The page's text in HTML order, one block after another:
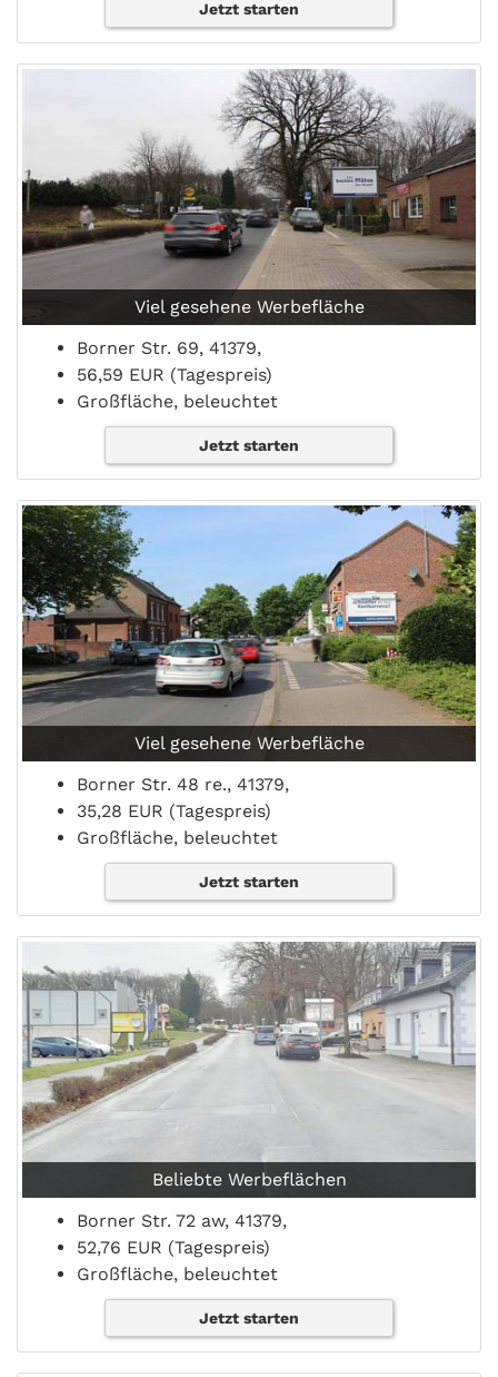
Jetzt starten
Viel gesehene Werbefläche
Borner Str. 69, 41379,
56,59 EUR (Tagespreis)
Großfläche, beleuchtet
Jetzt starten
Viel gesehene Werbefläche
Borner Str. 48 re., 41379,
35,28 EUR (Tagespreis)
Großfläche, beleuchtet
Jetzt starten
Beliebte Werbeflächen
Borner Str. 72 aw, 41379,
52,76 EUR (Tagespreis)
Großfläche, beleuchtet
Jetzt starten